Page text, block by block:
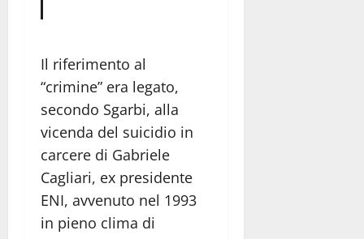
Il riferimento al
“crimine” era legato,
secondo Sgarbi, alla
vicenda del suicidio in
carcere di Gabriele
Cagliari, ex presidente
ENI, avvenuto nel 1993
in pieno clima di